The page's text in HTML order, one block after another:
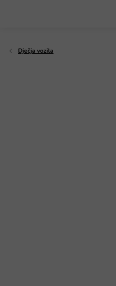
Dječja vozila